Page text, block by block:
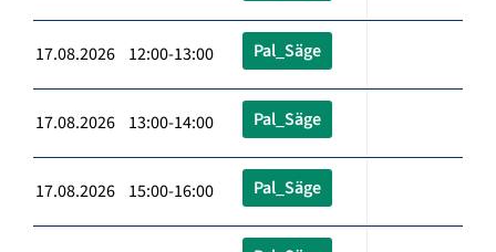
17.08.2026 12:00-13:00 Pal_Säge
17.08.2026 13:00-14:00 Pal_Säge
17.08.2026 15:00-16:00 Pal_Säge